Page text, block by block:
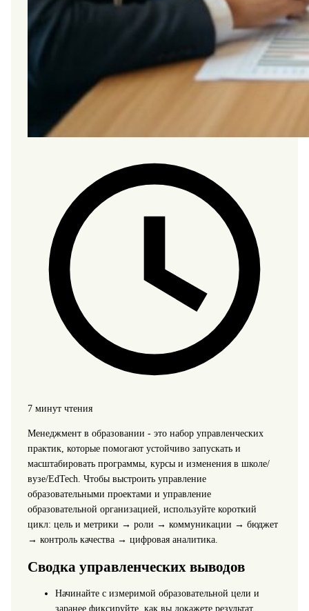
7 минут чтения
Менеджмент в образовании - это набор управленческих
практик, которые помогают устойчиво запускать и
масштабировать программы, курсы и изменения в школе/
вузе/EdTech. Чтобы выстроить управление
образовательными проектами и управление
образовательной организацией, используйте короткий
цикл: цель и метрики → роли → коммуникации → бюджет
→ контроль качества → цифровая аналитика.
Сводка управленческих выводов
Начинайте с измеримой образовательной цели и
заранее фиксируйте, как вы докажете результат.